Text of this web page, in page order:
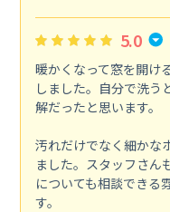
5.0
暖かくなって窓を開け
しました。自分で洗う
解だったと思います。
汚れだけでなく細かな
ました。スタッフさん
についても相談できる
す。